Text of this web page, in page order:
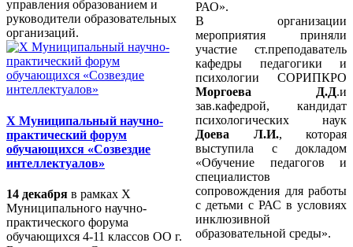
управления образованием и
руководители образовательных
организаций.
X Муниципальный научно-
практический форум
обучающихся «Созвездие
интеллектуалов»
14 декабря в рамках X
Муниципального научно-
практического форума
обучающихся 4-11 классов ОО г.
РАО».
В организации
мероприятия приняли
участие ст.преподаватель
кафедры педагогики и
психологии СОРИПКРО
Моргоева Д.Д.и
зав.кафедрой, кандидат
психологических наук
Доева Л.И., которая
выступила с докладом
«Обучение педагогов и
специалистов
сопровождения для работы
с детьми с РАС в условиях
инклюзивной
образовательной среды».